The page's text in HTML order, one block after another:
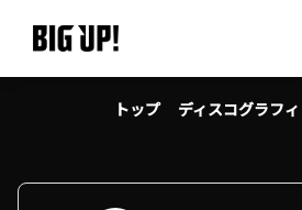
BIG UP!につ
ニュース
トップ ディスコグラフィ